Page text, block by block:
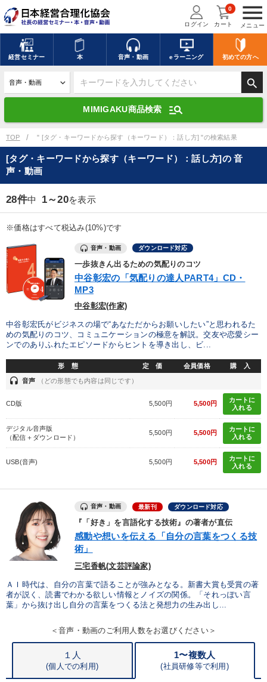
menu
メニュー
ログイン カート
0
経営セミナー 本 音声・動画 eラーニング 初めての方へ
search
MIMIGAKU商品検索 manage_search
キーワードを入力して探す
デジタル版対応のみ検索結果に表示する
search 上記の条件で検索
mic 講演収録物を探す
全国経営者セミナー講演収録物（全1315タイトル）からお探しいただけ
ます
優秀各社の智恵と戦略 事業家のロマンと経営
若手異才経営者の発想
リーダーの器量を学ぶ
テーマ
【最新刊】精神科医・和田秀樹の「老いない力」＋健康な社長と
会社をつくる厳選講話
歴史・古典に学ぶ実務講話
業種
IT・サービス・金融業 コンサルタント 専門家
未来先見 AI MBA
TOP " [タグ・キーワードから探す（キーワード）：話し方] "の検索結果
[タグ・キーワードから探す（キーワード）：話し方]の 音
声・動画
28件中 1～20を表示
※価格はすべて税込み(10%)です
音声・動画 ダウンロード対応
一歩抜きん出るための気配りのコツ
中谷彰宏の「気配りの達人PART4」CD・
MP3
中谷彰宏(作家)
中谷彰宏氏がビジネスの場で“あなただからお願いしたい”と思われるた
めの気配りのコツ、コミュニケーションの極意を解説。交友や恋愛シー
ンでのありふれたエピソードからヒントを導き出し、ビ...
形 態 定 価 会員価格 購 入
headset 音声 （どの形態でも内容は同じです）
CD版 5,500円 5,500円
カートに
入れる
デジタル音声版
（配信＋ダウンロード）
5,500円 5,500円
カートに
入れる
USB(音声) 5,500円 5,500円
カートに
入れる
音声・動画 最新刊 ダウンロード対応
『「好き」を言語化する技術』の著者が直伝
感動や想いを伝える「自分の言葉をつくる技
術」
三宅香帆(文芸評論家)
ＡＩ時代は、自分の言葉で語ることが強みとなる。新書大賞も受賞の著
者が説く、読書でわかる欲しい情報とノイズの関係。「それっぽい言
葉」から抜け出し自分の言葉をつくる法と発想力の生み出し...
＜音声・動画のご利用人数をお選びください＞
１人
(個人での利用)
1〜複数人
(社員研修等で利用)